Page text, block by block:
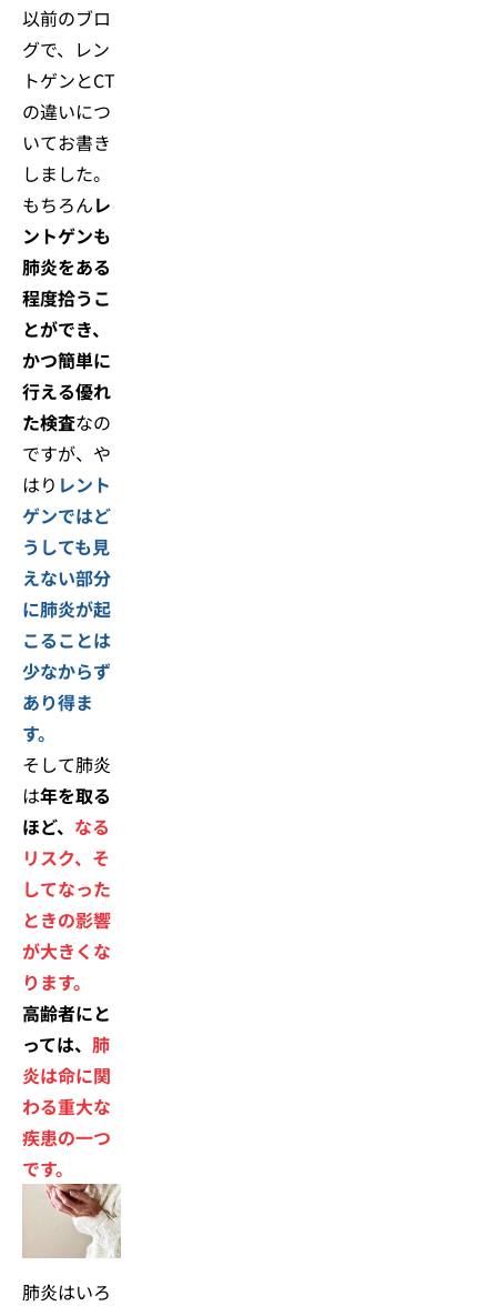
以前のブロ
グで、レン
トゲンとCT
の違いにつ
いてお書き
しました。
もちろんレ
ントゲンも
肺炎をある
程度拾うこ
とができ、
かつ簡単に
行える優れ
た検査なの
ですが、や
はり レント
ゲンではど
うしても見
えない部分
に肺炎が起
こることは
少なからず
あり得ま
す。
そして肺炎
は年を取る
ほど、 なる
リスク、そ
してなった
ときの影響
が大きくな
ります。
高齢者にと
っては、 肺
炎は命に関
わる重大な
疾患の一つ
です。
肺炎はいろ